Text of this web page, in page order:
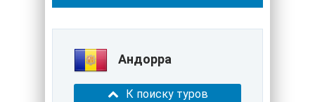
Андорра
К поиску туров